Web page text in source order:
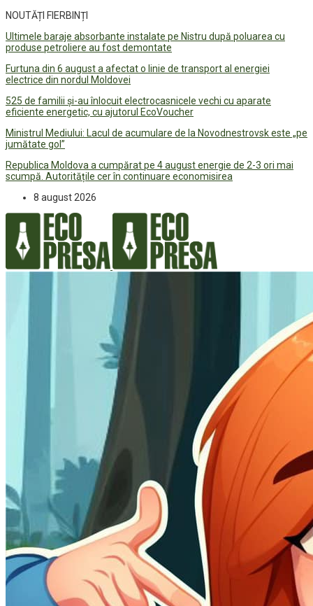
NOUTĂȚI FIERBINȚI
Ultimele baraje absorbante instalate pe Nistru după poluarea cu
produse petroliere au fost demontate
Furtuna din 6 august a afectat o linie de transport al energiei
electrice din nordul Moldovei
525 de familii și-au înlocuit electrocasnicele vechi cu aparate
eficiente energetic, cu ajutorul EcoVoucher
Ministrul Mediului: Lacul de acumulare de la Novodnestrovsk este „pe
jumătate gol”
Republica Moldova a cumpărat pe 4 august energie de 2-3 ori mai
scumpă. Autoritățile cer în continuare economisirea
8 august 2026